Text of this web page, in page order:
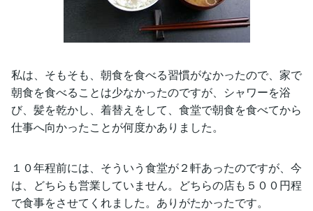
私は、そもそも、朝食を食べる習慣がなかったので、家で
朝食を食べることは少なかったのですが、シャワーを浴
び、髪を乾かし、着替えをして、食堂で朝食を食べてから
仕事へ向かったことが何度かありました。
１０年程前には、そういう食堂が２軒あったのですが、今
は、どちらも営業していません。どちらの店も５００円程
で食事をさせてくれました。ありがたかったです。